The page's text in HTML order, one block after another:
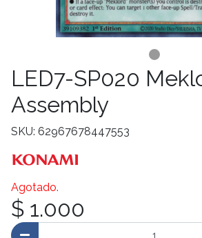
LED7-SP020
Assembly
SKU: 62967678447553
Agotado.
$ 1.000